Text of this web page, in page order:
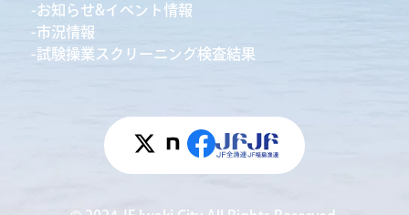
お知らせ&イベント情報
市況情報
試験操業スクリーニング検査結果